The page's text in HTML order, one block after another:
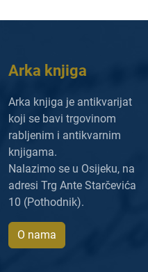
Arka knjiga
Arka knjiga je antikvarijat
koji se bavi trgovinom
rabljenim i antikvarnim
knjigama.
Nalazimo se u Osijeku, na
adresi Trg Ante Starčevića
10 (Pothodnik).
O nama